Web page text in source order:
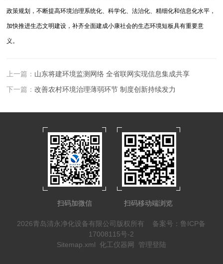
政策规划，不断提高环境治理系统化、科学化、法治化、精细化和信息化水平，
加快推进生态文明建设，补齐全面建成小康社会的生态环境短板具有重要意
义。
上一篇： 山东将建环境监测网络 全省联网实现信息集成共享
下一篇：改善农村环境治理薄弱环节 制度创新持续发力
扫码加微信 扫码移动端浏览
2026青岛清永净化设备有限公司版权所有 备案号：鲁ICP备
17008115号-2
Sitemap.xml 化工仪器网 管理登陆